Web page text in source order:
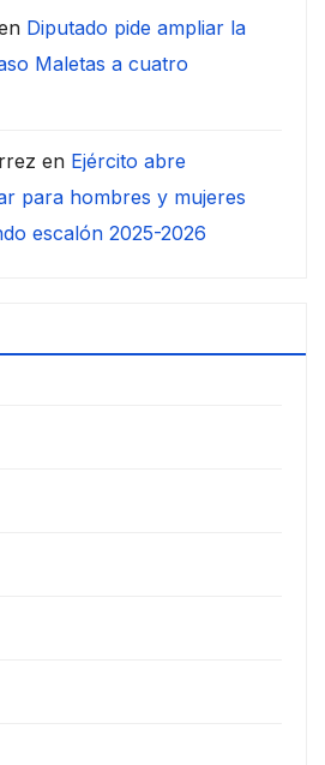
Diputado pide ampliar la
Maletas a cuatro
en Ejército abre
para hombres y mujeres
escalón 2025-2026